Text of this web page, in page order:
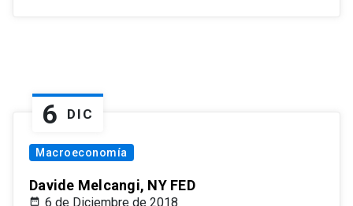
6 DIC
Macroeconomía
Davide Melcangi, NY FED
6 de Diciembre de 2018